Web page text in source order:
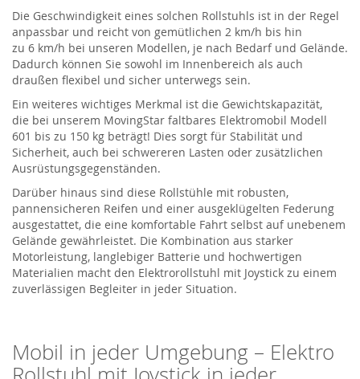
Die Geschwindigkeit eines solchen Rollstuhls ist in der Regel
anpassbar und reicht von gemütlichen 2 km/h bis hin
zu 6 km/h bei unseren Modellen, je nach Bedarf und Gelände.
Dadurch können Sie sowohl im Innenbereich als auch
draußen flexibel und sicher unterwegs sein.
Ein weiteres wichtiges Merkmal ist die Gewichtskapazität,
die bei unserem MovingStar faltbares Elektromobil Modell
601 bis zu 150 kg beträgt! Dies sorgt für Stabilität und
Sicherheit, auch bei schwereren Lasten oder zusätzlichen
Ausrüstungsgegenständen.
Darüber hinaus sind diese Rollstühle mit robusten,
pannensicheren Reifen und einer ausgeklügelten Federung
ausgestattet, die eine komfortable Fahrt selbst auf unebenem
Gelände gewährleistet. Die Kombination aus starker
Motorleistung, langlebiger Batterie und hochwertigen
Materialien macht den Elektrorollstuhl mit Joystick zu einem
zuverlässigen Begleiter in jeder Situation.
Mobil in jeder Umgebung – Elektro